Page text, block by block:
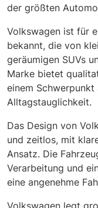
der größten
Volkswagen ist für
bekannt, die von
geräumigen SUVs
Marke bietet
einem
Alltagstauglichkeit.
Das Design von
und zeitlos, mit
Ansatz. Die
Verarbeitung und
eine angenehme
Volkswagen legt